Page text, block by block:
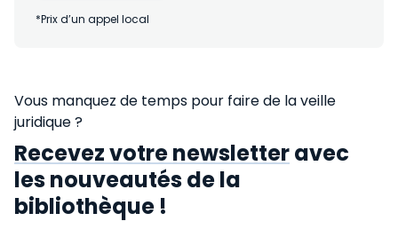
*Prix d’un appel local
Vous manquez de temps pour faire de la veille
juridique ?
Recevez votre newsletteravec
les nouveautés de la
bibliothèque !